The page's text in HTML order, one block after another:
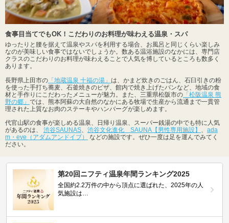
食事目当てでもOK！こだわりのお料理が味わえる温泉・スパ
ゆったりと腰を据えて温泉やスパを利用する場合、お風呂と同じくらい楽しみ
なのが美味しい食事ではないでしょうか。数ある温浴施設のなかには、専門店
クラスのこだわりのお料理が味わえることで人気を博しているところも数多く
あります。
長野県上田市の 「地蔵温泉 十福の湯」 は、かまど炊きのごはん、石臼引きの粉
を使った手打ち蕎麦、石釜焼きのピザ、館内で焼き上げたパンなど、地域の食
材と手作りにこだわったメニューが魅力。また、三重県松阪市の 「松阪温泉 熊
野の郷」 では、熊本阿蘇の大自然のなかにある牧場で生産から流通まで一貫管
理された上質なお肉のステーキやハンバーグが楽しめます。
代官山駅の食事が楽しめる温泉、日帰り温泉、スーパー銭湯の中でも特に人気
があるのは、 渋谷SAUNAS 渋谷文化進化 SAUNA【男性専用施設】
ada
m・eve（アダムアンドイブ）
などの施設です。ぜひ一度は足を運んでみてく
ださい。
第20回ニフティ温泉年間ランキング2025
全国約2.2万件の中から頂点に選ばれた、2025年の人
気施設は…